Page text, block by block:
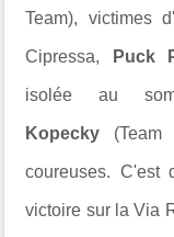
Team), victimes
Cipressa, Puck
isolée au
Kopecky
coureuses. C'est
victoire sur la Via